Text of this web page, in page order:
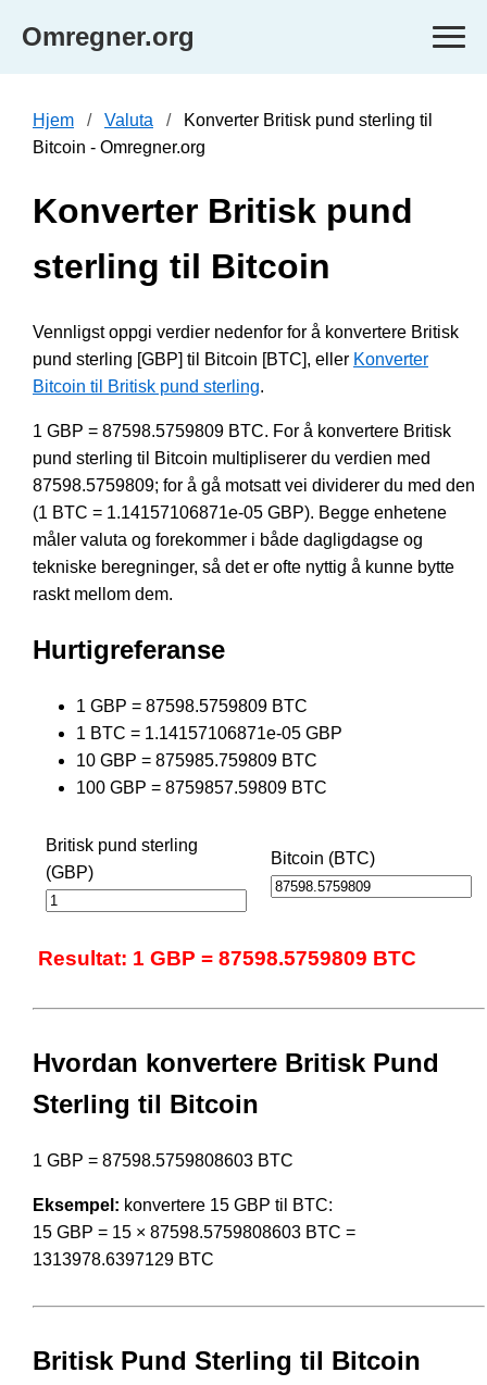
Omregner.org
Hjem Valuta
Konverter Britisk pund sterling til
Bitcoin - Omregner.org
Konverter Britisk pund
sterling til Bitcoin
Vennligst oppgi verdier nedenfor for å konvertere Britisk
pund sterling [GBP] til Bitcoin [BTC], eller Konverter
Bitcoin til Britisk pund sterling.
1 GBP = 87598.5759809 BTC. For å konvertere Britisk
pund sterling til Bitcoin multipliserer du verdien med
87598.5759809; for å gå motsatt vei dividerer du med den
(1 BTC = 1.14157106871e-05 GBP). Begge enhetene
måler valuta og forekommer i både dagligdagse og
tekniske beregninger, så det er ofte nyttig å kunne bytte
raskt mellom dem.
Hurtigreferanse
1 GBP = 87598.5759809 BTC
1 BTC = 1.14157106871e-05 GBP
10 GBP = 875985.759809 BTC
100 GBP = 8759857.59809 BTC
Britisk pund sterling
(GBP)
Bitcoin (BTC)
Resultat: 1 GBP = 87598.5759809 BTC
Hvordan konvertere Britisk Pund
Sterling til Bitcoin
1 GBP = 87598.5759808603 BTC
Eksempel: konvertere 15 GBP til BTC:
15 GBP = 15 × 87598.5759808603 BTC =
1313978.6397129 BTC
Britisk Pund Sterling til Bitcoin